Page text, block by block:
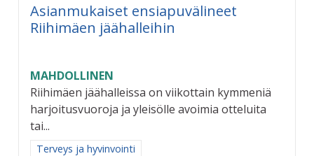
Asianmukaiset ensiapuvälineet
Riihimäen jäähalleihin
MAHDOLLINEN
Riihimäen jäähalleissa on viikottain kymmeniä
harjoitusvuoroja ja yleisölle avoimia otteluita
tai...
Rajaa tulokset aihepiirin mukaan: Terveys ja hyvinvointi
Terveys ja hyvinvointi